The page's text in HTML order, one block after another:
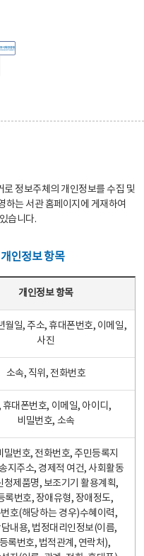
정보주체의 개인정보를 수집 및
하는 서관 홈페이지에 게재하여
습니다.
인정보 항목
개인정보 항목
월일, 주소, 휴대폰번호, 이메일,
사진
소속, 직위, 전화번호
휴대폰번호, 이메일, 아이디,
비밀번호, 소속
밀번호, 전화번호, 주민등록지
지주소, 경제적 여건, 사회활동
청제품명, 보조기기 활용계획,
록번호, 장애유형, 장애정도,
호(해당하는 경우)수혜이력,
내용, 법정대리인정보(이름,
록번호, 법적관계, 연락처),